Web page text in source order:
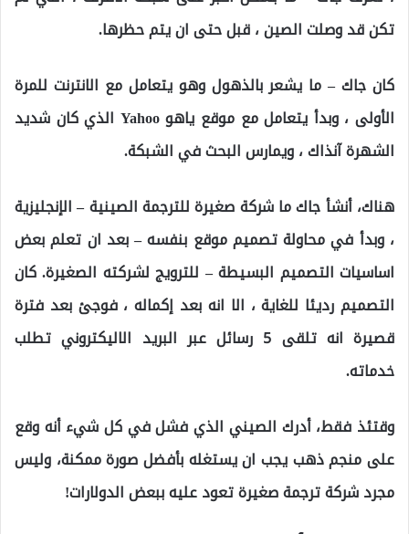
تكن قد وصلت الصين ، قبل حتى ان يتم حظرها.
كان جاك – ما يشعر بالذهول وهو يتعامل مع الانترنت للمرة
الأولى ، وبدأ يتعامل مع موقع ياهو Yahoo الذي كان شديد
الشهرة آنذاك ، ويمارس البحث في الشبكة.
هناك، أنشأ جاك ما شركة صغيرة للترجمة الصينية – الإنجليزية
، وبدأ في محاولة تصميم موقع بنفسه – بعد ان تعلم بعض
اساسيات التصميم البسيطة – للترويج لشركته الصغيرة. كان
التصميم رديئا للغاية ، الا انه بعد إكماله ، فوجئ بعد فترة
قصيرة انه تلقى 5 رسائل عبر البريد الاليكتروني تطلب
خدماته.
وقتئذ فقط، أدرك الصيني الذي فشل في كل شيء أنه وقع
على منجم ذهب يجب ان يستغله بأفضل صورة ممكنة، وليس
مجرد شركة ترجمة صغيرة تعود عليه ببعض الدولارات!